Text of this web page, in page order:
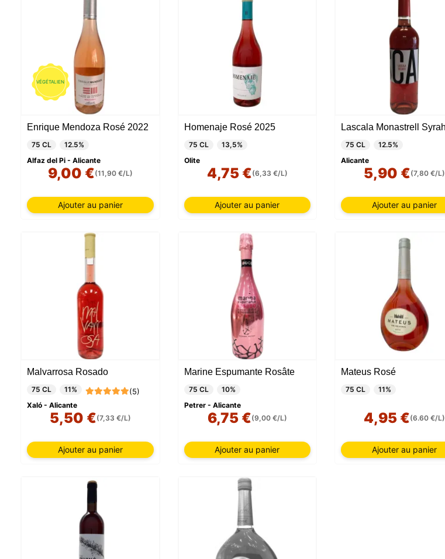
VÉGÉTALIEN
Enrique Mendoza Rosé 2022
75 CL
12.5%
Alfaz del Pi - Alicante
9,00 €(11,90 €/L)
Ajouter au panier
Homenaje Rosé 2025
75 CL
13,5%
Olite
4,75 €(6,33 €/L)
Ajouter au panier
75 CL
12.5%
Alicante
5,90 €(7,80 €/L)
Ajouter au panier
Malvarrosa Rosado
75 CL 11% (5)
Xaló - Alicante
5,50 €(7,33 €/L)
Ajouter au panier
Marine Espumante Rosâte
75 CL
10%
Petrer - Alicante
6,75 €(9,00 €/L)
Ajouter au panier
Mateus Rosé
75 CL 11%
4,95 €(6.60 €/L)
Ajouter au panier